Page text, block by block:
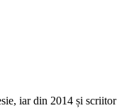
iar din 2014 și scriitor